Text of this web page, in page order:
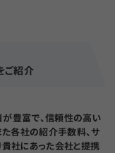
ご紹介
豊富で、信頼性の高い
た各社の紹介手数料、サ
社にあった会社と提携